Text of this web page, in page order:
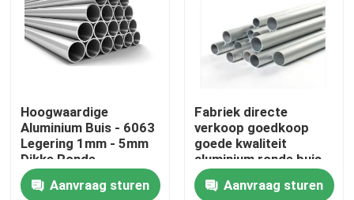
Thuis
Producten
Hoogwaardige
Aluminium Buis - 6063
Legering 1mm - 5mm
Dikke Ronde
Aluminium Ronde Pijp
voor Bouwconstructie
Aanvraag sturen
Fabriek directe
verkoop goedkoop
goede kwaliteit
aluminium ronde buis
3003 serie voor
buitengebruik
Aanvraag sturen